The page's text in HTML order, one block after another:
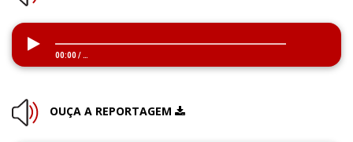
00:00/ …
OUÇA A REPORTAGEM